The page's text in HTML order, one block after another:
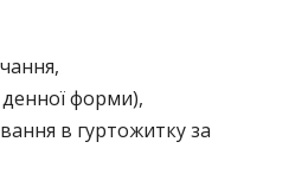
денної форми),
в гуртожитку за